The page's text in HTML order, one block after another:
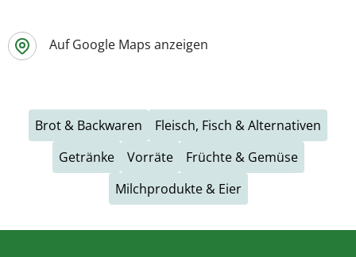
Auf Google Maps anzeigen
Brot & Backwaren
Fleisch, Fisch & Alternativen
Getränke
Vorräte
Früchte & Gemüse
Milchprodukte & Eier